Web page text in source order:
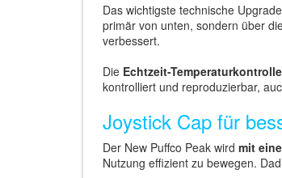
Das wichtigste technische
primär von unten, sondern über
verbessert.
Die Echtzeit-Temperaturkontrolle
kontrolliert und reproduzierbar,
Joystick Cap für
Der New Puffco Peak wird mit
Nutzung effizient zu bewegen.